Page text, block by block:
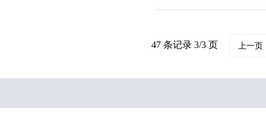
47 条记录 3/3 页 上一页